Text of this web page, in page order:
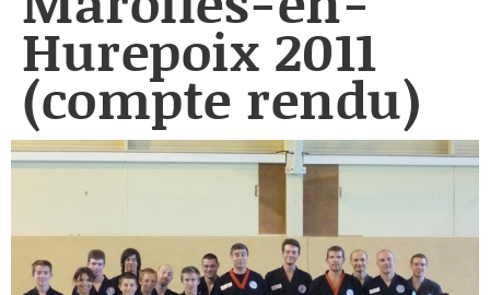
Hurepoix 2011
(compte rendu)